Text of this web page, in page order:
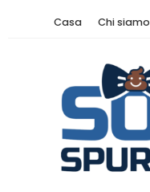
Casa Chi siamo